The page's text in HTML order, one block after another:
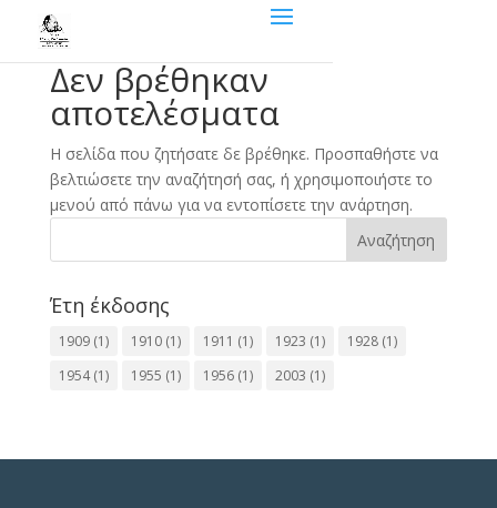
Δεν βρέθηκαν
αποτελέσματα
Η σελίδα που ζητήσατε δε βρέθηκε. Προσπαθήστε να
βελτιώσετε την αναζήτησή σας, ή χρησιμοποιήστε το
μενού από πάνω για να εντοπίσετε την ανάρτηση.
Αναζήτηση
Έτη έκδοσης
1909(1) 1910(1) 1911 (1) 1923 (1) 1928(1)
1954(1) 1955 (1) 1956(1) 2003 (1)